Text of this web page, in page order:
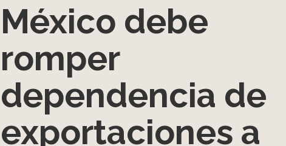
México debe
romper
dependencia de
exportaciones a